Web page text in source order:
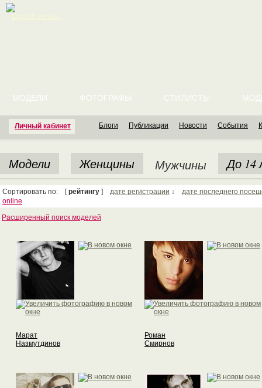
Личный кабинет
МОДЕЛИ ФОТОГРАФЫ СТИЛИСТЫ
Блоги Публикации Новости События
Модели Женщины Мужчины До 14
Сортировать по: [рейтингу ] дате регистрации ↓ дате последнего
online
Расширенный поиск моделей
Марат
Назмутдинов
Роман
Смирнов